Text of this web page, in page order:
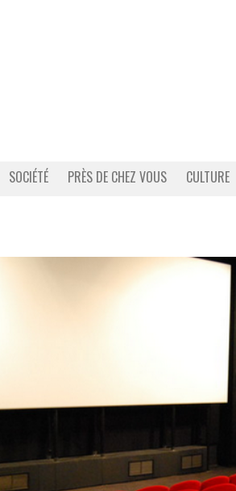
SOCIÉTÉ PRÈS DE CHEZ VOUS CULTURE